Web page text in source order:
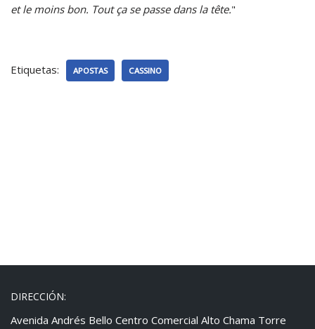
et le moins bon. Tout ça se passe dans la tête."
Etiquetas: APOSTAS CASSINO
DIRECCIÓN:
Avenida Andrés Bello Centro Comercial Alto Chama Torre